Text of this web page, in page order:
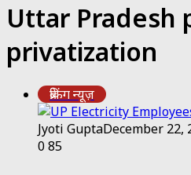
Uttar Pradesh
privatization
ब्रेकिंग न्यूज़
Jyoti GuptaDecember 22,
085